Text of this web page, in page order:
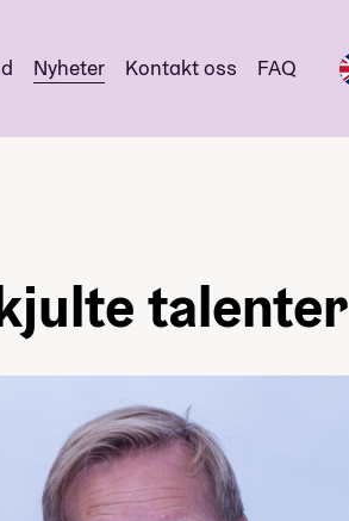
Nyheter Kontakt oss FAQ
talenter